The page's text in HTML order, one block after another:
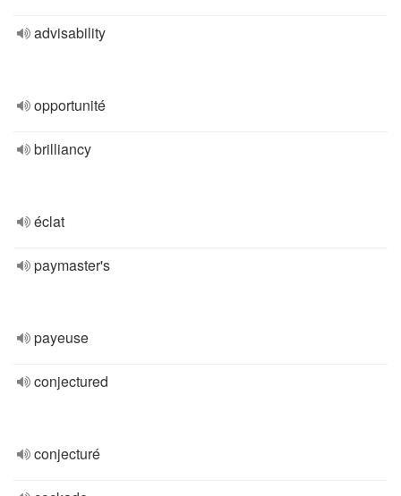
advisability
opportunité
brilliancy
éclat
paymaster's
payeuse
conjectured
conjecturé